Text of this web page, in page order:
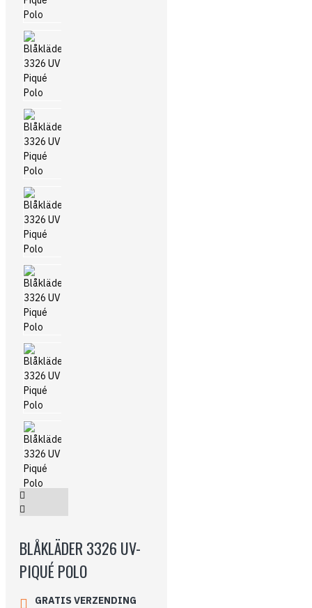
BLÅKLÄDER 3326 UV-
PIQUÉ POLO
GRATIS VERZENDING